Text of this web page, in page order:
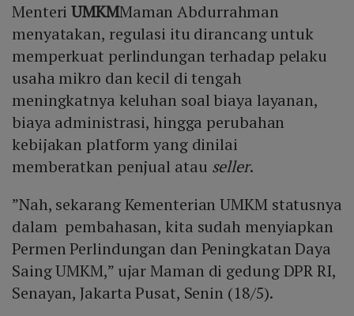
MenteriUMKMMaman Abdurrahman
menyatakan, regulasi itu dirancang untuk
memperkuat perlindungan terhadap pelaku
usaha mikro dan kecil di tengah
meningkatnya keluhan soal biaya layanan,
biaya administrasi, hingga perubahan
kebijakan platform yang dinilai
memberatkan penjual atau seller.
”Nah, sekarang Kementerian UMKM statusnya
dalam pembahasan, kita sudah menyiapkan
Permen Perlindungan dan Peningkatan Daya
Saing UMKM,” ujar Maman di gedung DPR RI,
Senayan, Jakarta Pusat, Senin (18/5).